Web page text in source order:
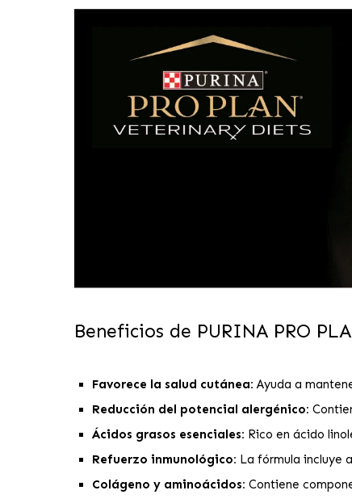
Beneficios de PURINA PRO
Favorece la salud cutánea: Ayuda a
Reducción del potencial alergénico:
Ácidos grasos esenciales: Rico en ácido
Refuerzo inmunológico: La fórmula incluye
Colágeno y aminoácidos: Contiene